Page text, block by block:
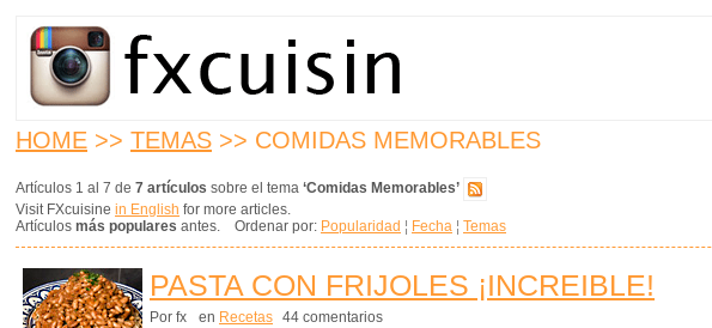
HOME >> TEMAS >> COMIDAS MEMORABLES
Artículos 1 al 7 de 7 artículos sobre el tema ‘Comidas Memorables’
Visit FXcuisine in English for more articles.
Artículos más populares antes. Ordenar por: Popularidad ¦ Fecha ¦ Temas
PASTA CON FRIJOLES ¡INCREIBLE!
Por fx en Recetas 44 comentarios